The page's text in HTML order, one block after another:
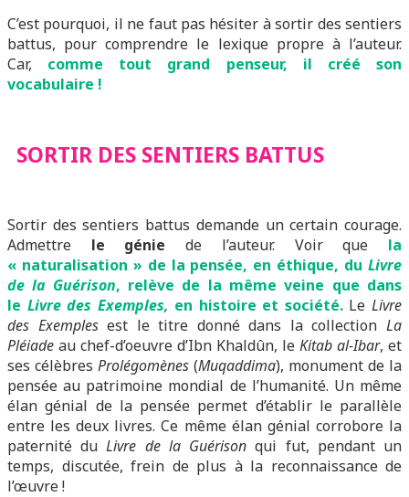
C’est pourquoi, il ne faut pas hésiter à sortir des sentiers
battus, pour comprendre le lexique propre à l’auteur.
Car, comme tout grand penseur, il créé son
vocabulaire !
SORTIR DES SENTIERS BATTUS
Sortir des sentiers battus demande un certain courage.
Admettre le géniede l’auteur. Voir que
la
« naturalisation » de la pensée, en éthique, du Livre
de la Guérison, relève de la même veine que dans
le Livre des Exemples, en histoire et société.LeLivre
des Exemplesest le titre donné dans la collectionLa
Pléiade au chef-d’oeuvre d’Ibn Khaldûn, le Kitab al-Ibar, et
ses célèbres Prolégomènes (Muqaddima), monument de la
pensée au patrimoine mondial de l’humanité. Un même
élan génial de la pensée permet d’établir le parallèle
entre les deux livres. Ce même élan génial corrobore la
paternité duLivre de la Guérison qui fut, pendant un
temps, discutée, frein de plus à la reconnaissance de
l’œuvre !